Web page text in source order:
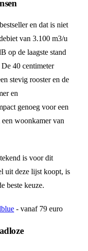
en dat is niet
van 3.100 m3/u
op de laagste stand
40 centimeter
stevig rooster en de
en
genoeg voor een
woonkamer van
is voor dit
uit deze lijst koopt, is
beste keuze.
- vanaf 79 euro